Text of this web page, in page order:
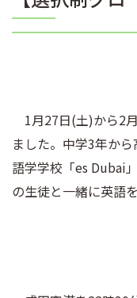
1月27日(土)から2
ました。中学3年か
語学学校「es Dubai
の生徒と一緒に英語